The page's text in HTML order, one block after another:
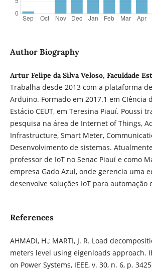
Author Biography
Artur Felipe da Silva Veloso, Faculdade
Trabalha desde 2013 com a plataforma
Arduino. Formado em 2017.1 em CIência
Estácio CEUT, em Teresina Piauí. Poussi
pesquisa na área de Internet of Things,
Infrastructure, Smart Meter,
Desenvolvimento de sistemas.
professor de IoT no Senac Piauí e como
empresa Gado Azul, onde gerencia uma
desenvolve soluções IoT para automação
References
AHMADI, H.; MARTI, J. R. Load
meters level using eigenloads approach.
on Power Systems, IEEE, v. 30, n. 6, p.